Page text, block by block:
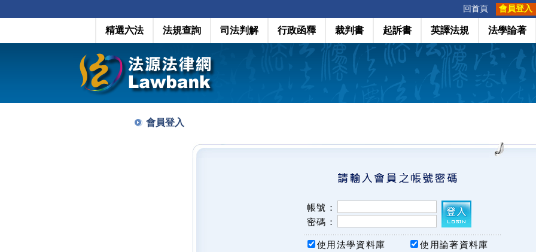
回首頁 會員登入
精選六法 法規查詢 司法判解 行政函釋 裁判書 起訴書 英譯法規 法學論著
會員登入
帳號：
密碼：
使用法學資料庫 使用論著資料庫